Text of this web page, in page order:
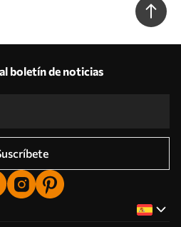
boletín de noticias